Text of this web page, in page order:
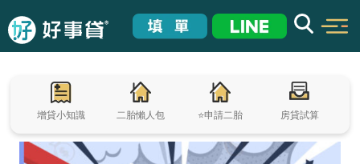
增貸小知識 二胎懶人包 ⭐申請二胎 房貸試算